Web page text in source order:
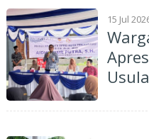
15 Jul